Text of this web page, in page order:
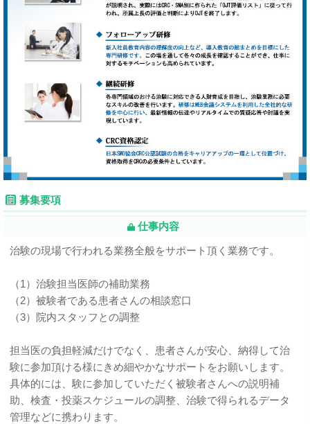
募集要項
仕事内容
治験の現場で行われる業務全般をサポート頂く業務です。
（1）治験担当医師の補助業務
（2）被験者である患者さんの相談窓口
（3）院内スタッフとの調整
担当医の負担軽減だけでなく、患者さんが安心、納得して治
験に参加頂ける様にきめ細やかなサポートをお願いします。
具体的には、験に参加していただく被験者さんへの説明補
助、検査・投薬スケジュールの調整、治験で得られるデータ
管理などに携わります。